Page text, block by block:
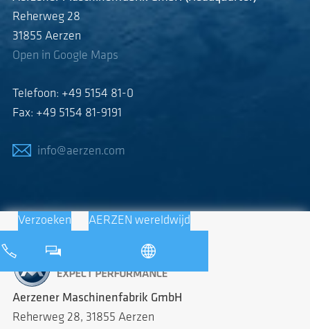
Reherweg 28
31855 Aerzen
Open in Google Maps
Telefoon: +49 5154 81-0
Fax: +49 5154 81-9191
info@aerzen.com
Verzoeken AERZEN wereldwijd
Aerzener Maschinenfabrik GmbH
Reherweg 28, 31855 Aerzen